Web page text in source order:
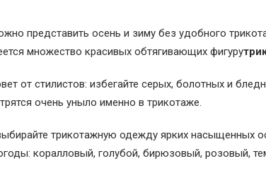
представить осень и зиму без удобного
множество красивых обтягивающих фигуру
от стилистов: избегайте серых, болотных и
очень уныло именно в трикотаже.
трикотажную одежду ярких насыщенных
коралловый, голубой, бирюзовый, розовый,